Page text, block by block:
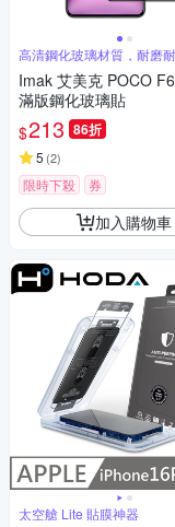
高清鋼化玻璃材質，耐磨
Imak 艾美克 POCO
滿版鋼化玻璃貼
$213 86折
5 (2)
限時下殺 券
加入購物車
太空艙 Lite 貼膜神器